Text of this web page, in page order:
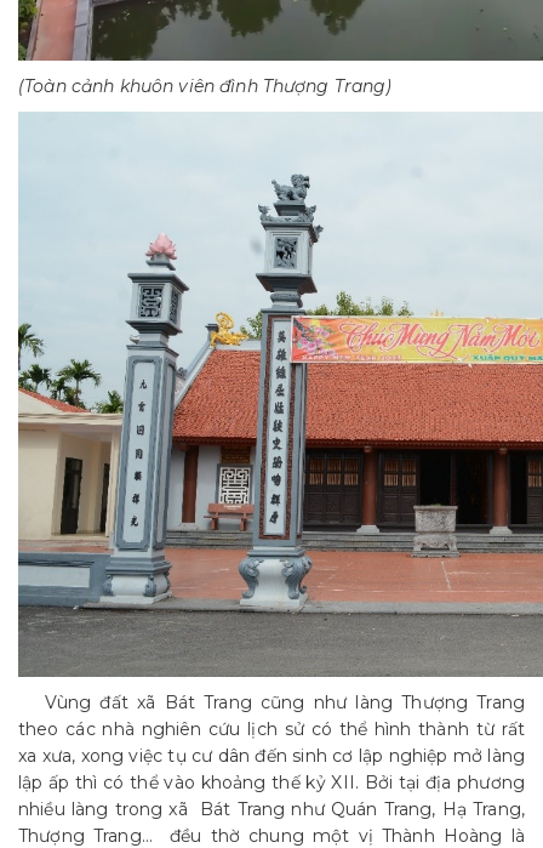
(Toàn cảnh khuôn viên đình Thượng Trang)
Vùng đất xã Bát Trang cũng như làng Thượng Trang
theo các nhà nghiên cứu lịch sử có thể hình thành từ rất
xa xưa, xong việc tụ cư dân đến sinh cơ lập nghiệp mở làng
lập ấp thì có thể vào khoảng thế kỷ XII. Bởi tại địa phương
nhiều làng trong xã Bát Trang như Quán Trang, Hạ Trang,
Thượng Trang… đều thờ chung một vị Thành Hoàng là